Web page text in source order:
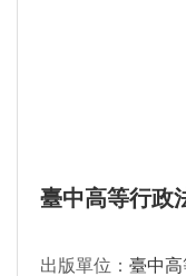
臺中高等行政
出版單位： 臺中